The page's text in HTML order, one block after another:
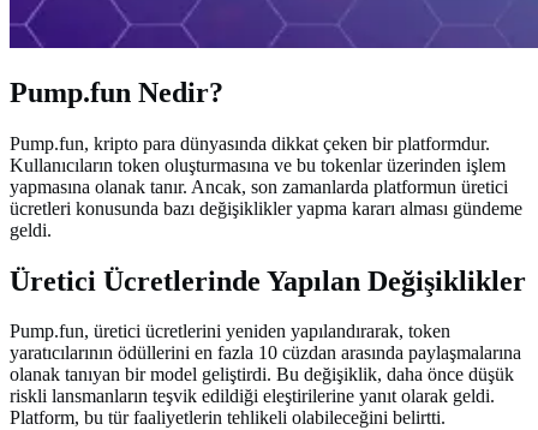
Pump.fun Nedir?
Pump.fun, kripto para dünyasında dikkat çeken bir platformdur.
Kullanıcıların token oluşturmasına ve bu tokenlar üzerinden işlem
yapmasına olanak tanır. Ancak, son zamanlarda platformun üretici
ücretleri konusunda bazı değişiklikler yapma kararı alması gündeme
geldi.
Üretici Ücretlerinde Yapılan Değişiklikler
Pump.fun, üretici ücretlerini yeniden yapılandırarak, token
yaratıcılarının ödüllerini en fazla 10 cüzdan arasında paylaşmalarına
olanak tanıyan bir model geliştirdi. Bu değişiklik, daha önce düşük
riskli lansmanların teşvik edildiği eleştirilerine yanıt olarak geldi.
Platform, bu tür faaliyetlerin tehlikeli olabileceğini belirtti.